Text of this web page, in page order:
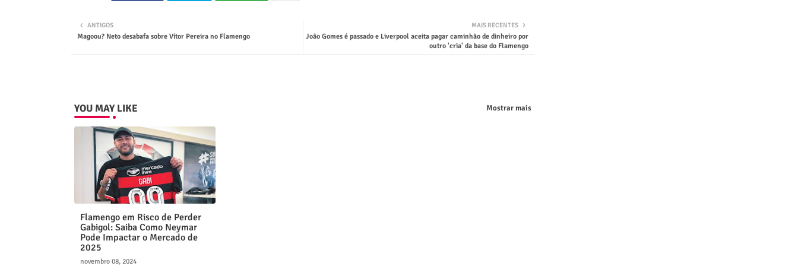
MAIS RECENTES
João Gomes é passado e Liverpool aceita pagar caminhão de dinheiro por
outro 'cria' da base do Flamengo
ANTIGOS
Magoou? Neto desabafa sobre Vítor Pereira no Flamengo
YOU MAY LIKE Mostrar mais
Flamengo em Risco de Perder
Gabigol: Saiba Como Neymar
Pode Impactar o Mercado de
2025
novembro 08, 2024